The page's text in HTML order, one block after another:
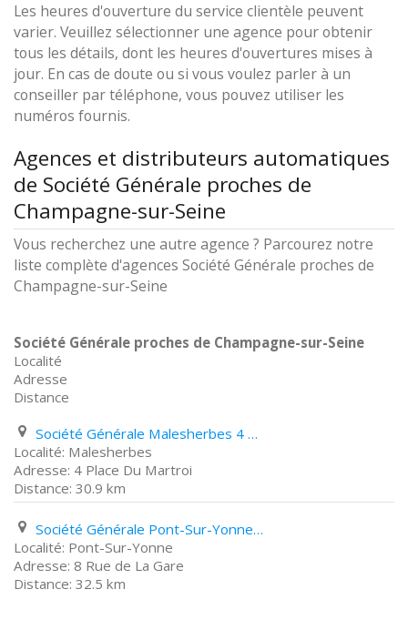
Les heures d'ouverture du service clientèle peuvent
varier. Veuillez sélectionner une agence pour obtenir
tous les détails, dont les heures d'ouvertures mises à
jour. En cas de doute ou si vous voulez parler à un
conseiller par téléphone, vous pouvez utiliser les
numéros fournis.
Agences et distributeurs automatiques
de Société Générale proches de
Champagne-sur-Seine
Vous recherchez une autre agence ? Parcourez notre
liste complète d'agences Société Générale proches de
Champagne-sur-Seine
Société Générale proches de Champagne-sur-Seine
Localité
Adresse
Distance
Société Générale Malesherbes 4 Place Du Martroi
Malesherbes
4 Place Du Martroi
30.9 km
Société Générale Pont-Sur-Yonne 8 Rue de La Gare
Pont-Sur-Yonne
8 Rue de La Gare
32.5 km